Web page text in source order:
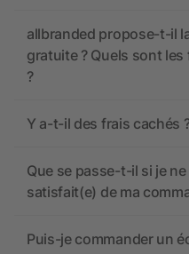
allbranded propose-t-il
gratuite ? Quels sont les
?
Y a-t-il des frais cachés
Que se passe-t-il si je
satisfait(e) de ma
Puis-je commander un